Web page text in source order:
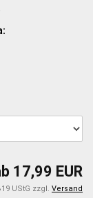
17,99 EUR
UStG zzgl. Versand